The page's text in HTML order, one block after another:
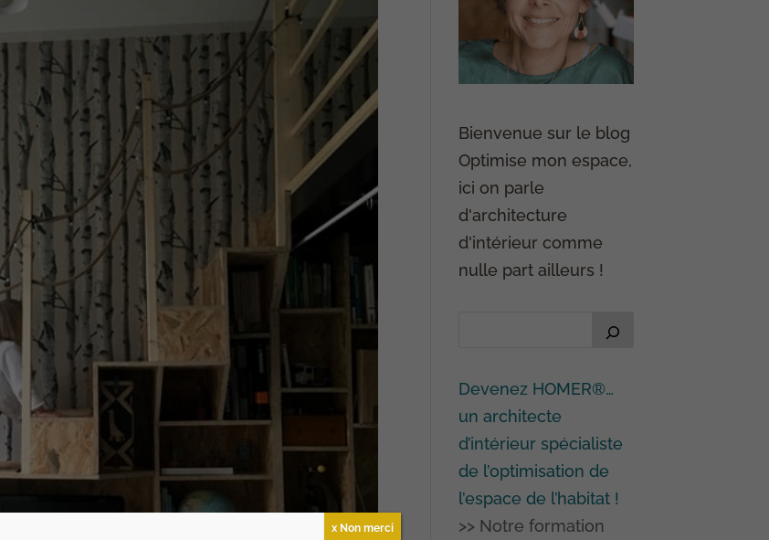
Bienvenue sur le blog
Optimise mon espace,
ici on parle
d'architecture
d'intérieur comme
nulle part ailleurs !
Devenez HOMER®…
un architecte
d’intérieur spécialiste
de l’optimisation de
l’espace de l’habitat !
>> Notre formation
x Non merci